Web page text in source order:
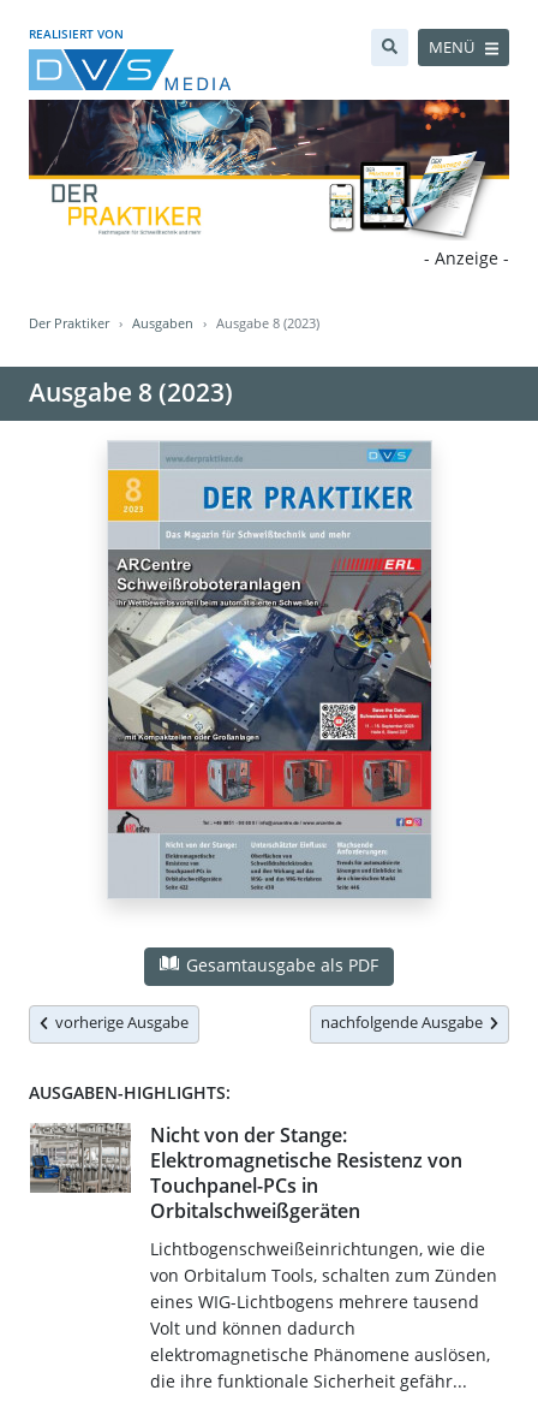
REALISIERT VON
MENÜ
- Anzeige -
Der Praktiker Ausgaben Ausgabe 8 (2023)
Ausgabe 8 (2023)
Gesamtausgabe als PDF
vorherige Ausgabe nachfolgende Ausgabe
AUSGABEN-HIGHLIGHTS:
Nicht von der Stange:
Elektromagnetische Resistenz von
Touchpanel-PCs in
Orbitalschweißgeräten
Lichtbogenschweißeinrichtungen, wie die
von Orbitalum Tools, schalten zum Zünden
eines WIG-Lichtbogens mehrere tausend
Volt und können dadurch
elektromagnetische Phänomene auslösen,
die ihre funktionale Sicherheit gefähr...